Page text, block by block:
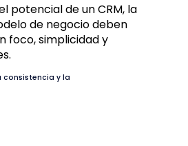
potencial de un CRM, la
de negocio deben
foco, simplicidad y
consistencia y la